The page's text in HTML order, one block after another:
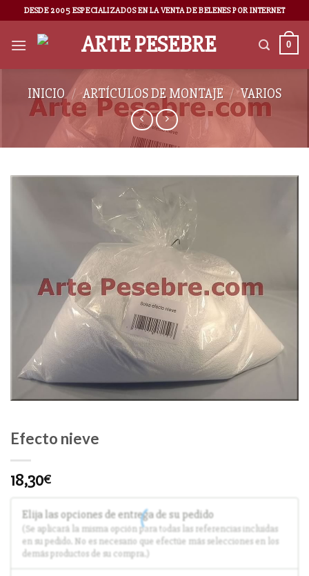
DESDE 2005 ESPECIALIZADOS EN LA VENTA DE BELENES POR INTERNET
0
INICIO / ARTÍCULOS DE MONTAJE / VARIOS
Efecto nieve
18,30€
Elija las opciones de entrega de su pedido
(Se aplicará la misma opción para todas las referencias incluidas
en su pedido. No es necesario que efectúe más selecciones en los
demás productos de su compra.)